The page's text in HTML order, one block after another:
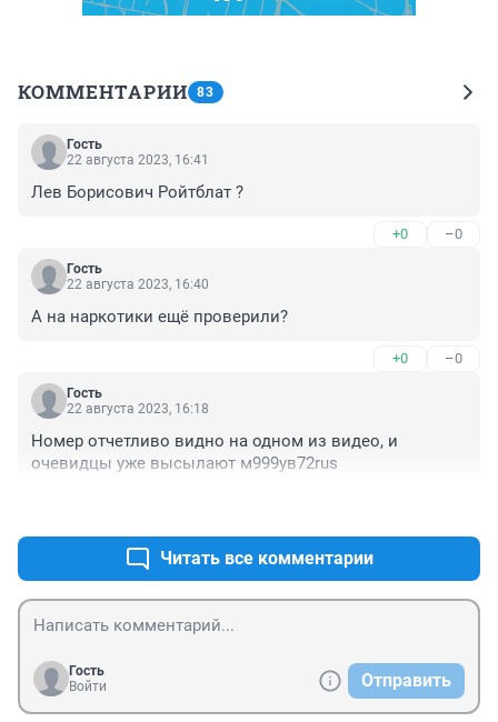
КОММЕНТАРИИ 83
Гость
22 августа 2023, 16:41
Лев Борисович Ройтблат ?
+0 –0
Гость
22 августа 2023, 16:40
А на наркотики ещё проверили?
+0 –0
Гость
22 августа 2023, 16:18
Номер отчетливо видно на одном из видео, и
очевидцы уже высылают м999ув72rus
Читать все комментарии
Гость
Войти
Отправить